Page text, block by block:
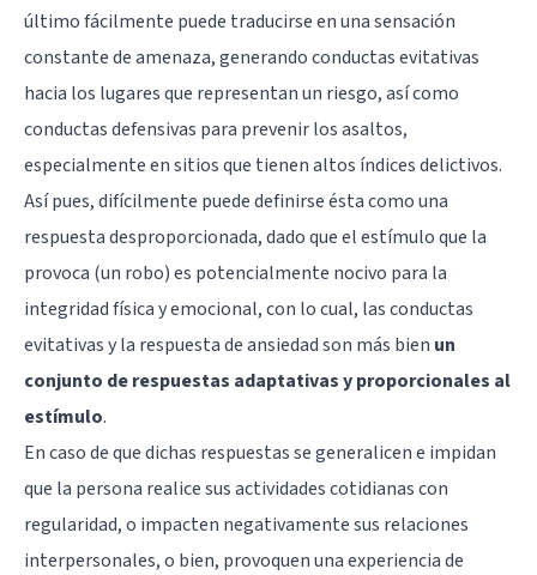
último fácilmente puede traducirse en una sensación
constante de amenaza, generando conductas evitativas
hacia los lugares que representan un riesgo, así como
conductas defensivas para prevenir los asaltos,
especialmente en sitios que tienen altos índices delictivos.
Así pues, difícilmente puede definirse ésta como una
respuesta desproporcionada, dado que el estímulo que la
provoca (un robo) es potencialmente nocivo para la
integridad física y emocional, con lo cual, las conductas
evitativas y la respuesta de ansiedad son más bien un
conjunto de respuestas adaptativas y proporcionales al
estímulo.
En caso de que dichas respuestas se generalicen e impidan
que la persona realice sus actividades cotidianas con
regularidad, o impacten negativamente sus relaciones
interpersonales, o bien, provoquen una experiencia de